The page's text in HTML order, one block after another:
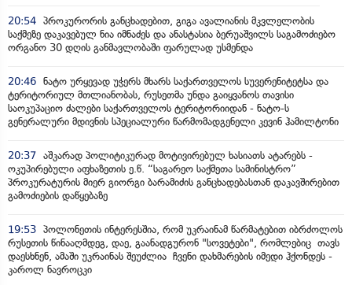
20:54 პროკურორის განცხადებით, გიგა ავალიანის მკვლელობის
საქმეზე დაკავებულ ნია იმნაძეს და ანასტასია ბერუაშვილს საგამოძიებო
ორგანო 30 დღის განმავლობაში ფარულად უსმენდა
20:46 ნატო ურყევად უჭერს მხარს საქართველოს სუვერენიტეტსა და
ტერიტორიულ მთლიანობას, რუსეთმა უნდა გაიყვანოს თავისი
საოკუპაციო ძალები საქართველოს ტერიტორიიდან - ნატო-ს
გენერალური მდივნის სპეციალური წარმომადგენელი კევინ ჰამილტონი
20:37 აშკარად პოლიტიკურად მოტივირებულ ხასიათს ატარებს -
ოკუპირებული აფხაზეთის ე.წ. “საგარეო საქმეთა სამინისტრო”
პროკურატურის მიერ გიორგი ბარამიძის განცხადებასთან დაკავშირებით
გამოძიების დაწყებაზე
19:53 პოლონეთის ინტერესშია, რომ უკრაინამ წარმატებით იბრძოლოს
რუსეთის წინააღმდეგ, დაე, გაანადგურონ "სოვეტები", რომლებიც თავს
დაესხნენ, ამაში უკრაინას შეუძლია ჩვენი დახმარების იმედი ჰქონდეს -
კაროლ ნავროცკი